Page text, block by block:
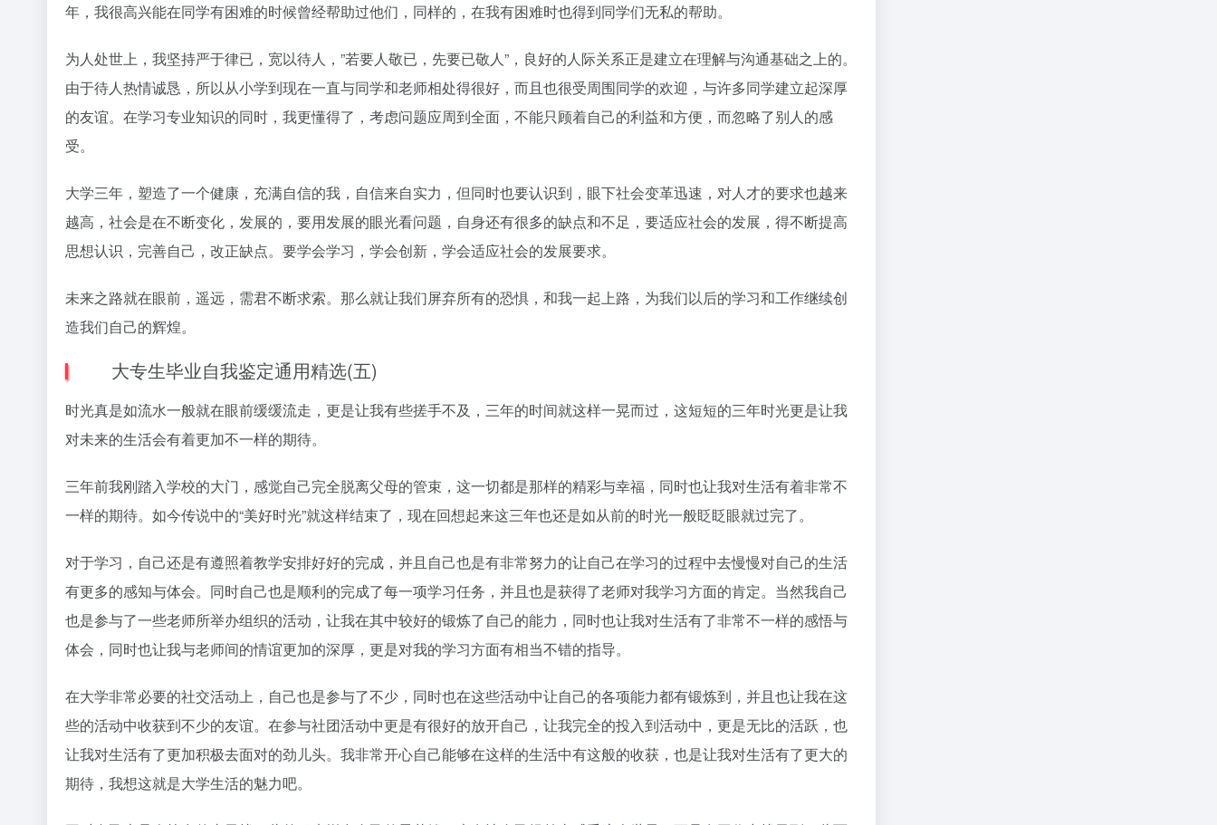
年，我很高兴能在同学有困难的时候曾经帮助过他们，同样的，在我有困难时也得到同学们无私的帮助。
为人处世上，我坚持严于律已，宽以待人，”若要人敬已，先要已敬人”，良好的人际关系正是建立在理解与沟通基础之上的。
由于待人热情诚恳，所以从小学到现在一直与同学和老师相处得很好，而且也很受周围同学的欢迎，与许多同学建立起深厚
的友谊。在学习专业知识的同时，我更懂得了，考虑问题应周到全面，不能只顾着自己的利益和方便，而忽略了别人的感
受。
大学三年，塑造了一个健康，充满自信的我，自信来自实力，但同时也要认识到，眼下社会变革迅速，对人才的要求也越来
越高，社会是在不断变化，发展的，要用发展的眼光看问题，自身还有很多的缺点和不足，要适应社会的发展，得不断提高
思想认识，完善自己，改正缺点。要学会学习，学会创新，学会适应社会的发展要求。
未来之路就在眼前，遥远，需君不断求索。那么就让我们屏弃所有的恐惧，和我一起上路，为我们以后的学习和工作继续创
造我们自己的辉煌。
大专生毕业自我鉴定通用精选(五)
时光真是如流水一般就在眼前缓缓流走，更是让我有些搓手不及，三年的时间就这样一晃而过，这短短的三年时光更是让我
对未来的生活会有着更加不一样的期待。
三年前我刚踏入学校的大门，感觉自己完全脱离父母的管束，这一切都是那样的精彩与幸福，同时也让我对生活有着非常不
一样的期待。如今传说中的“美好时光”就这样结束了，现在回想起来这三年也还是如从前的时光一般眨眨眼就过完了。
对于学习，自己还是有遵照着教学安排好好的完成，并且自己也是有非常努力的让自己在学习的过程中去慢慢对自己的生活
有更多的感知与体会。同时自己也是顺利的完成了每一项学习任务，并且也是获得了老师对我学习方面的肯定。当然我自己
也是参与了一些老师所举办组织的活动，让我在其中较好的锻炼了自己的能力，同时也让我对生活有了非常不一样的感悟与
体会，同时也让我与老师间的情谊更加的深厚，更是对我的学习方面有相当不错的指导。
在大学非常必要的社交活动上，自己也是参与了不少，同时也在这些活动中让自己的各项能力都有锻炼到，并且也让我在这
些的活动中收获到不少的友谊。在参与社团活动中更是有很好的放开自己，让我完全的投入到活动中，更是无比的活跃，也
让我对生活有了更加积极去面对的劲儿头。我非常开心自己能够在这样的生活中有这般的收获，也是让我对生活有了更大的
期待，我想这就是大学生活的魅力吧。